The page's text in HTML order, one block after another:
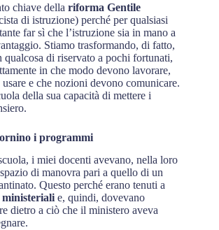
chiave della riforma Gentile
di istruzione) perché per qualsiasi
far sì che l’istruzione sia in mano a
Stiamo trasformando, di fatto,
di riservato a pochi fortunati,
in che modo devono lavorare,
e che nozioni devono comunicare.
della sua capacità di mettere i
i programmi
i miei docenti avevano, nella loro
di manovra pari a quello di un
Questo perché erano tenuti a
e, quindi, dovevano
dietro a ciò che il ministero aveva